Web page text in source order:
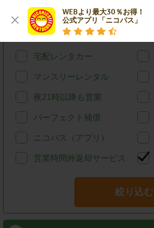
WEBより最大30％お得！
公式アプリ「ニコパス」
カード決済
給油可能
宅配レンタカー
マンスリーレンタル
夜21時以降も営業
パーフェクト補償
ニコパス（アプリ）
営業時間外返却サービス
絞り込む